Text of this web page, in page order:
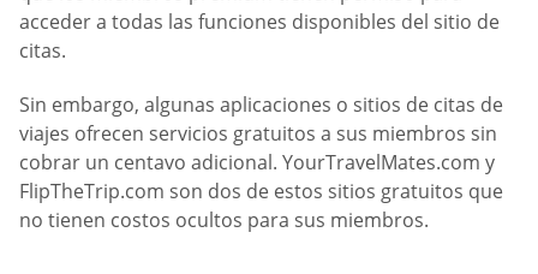
acceder a todas las funciones disponibles del sitio de
citas.
Sin embargo, algunas aplicaciones o sitios de citas de
viajes ofrecen servicios gratuitos a sus miembros sin
cobrar un centavo adicional. YourTravelMates.com y
FlipTheTrip.com son dos de estos sitios gratuitos que
no tienen costos ocultos para sus miembros.